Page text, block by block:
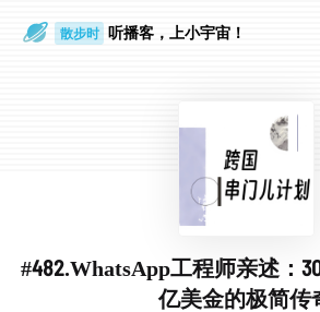
散步时 听播客，上小宇宙！
#482.WhatsApp工程师亲述：
亿美金的极简传